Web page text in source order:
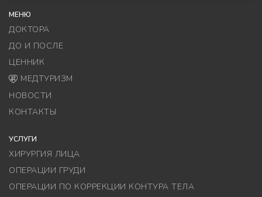
МЕНЮ
ДОКТОРА
ДО И ПОСЛЕ
ЦЕННИК
МЕДТУРИЗМ
НОВОСТИ
КОНТАКТЫ
УСЛУГИ
ХИРУРГИЯ ЛИЦА
ОПЕРАЦИИ ГРУДИ
ОПЕРАЦИИ ПО КОРРЕКЦИИ КОНТУРА ТЕЛА